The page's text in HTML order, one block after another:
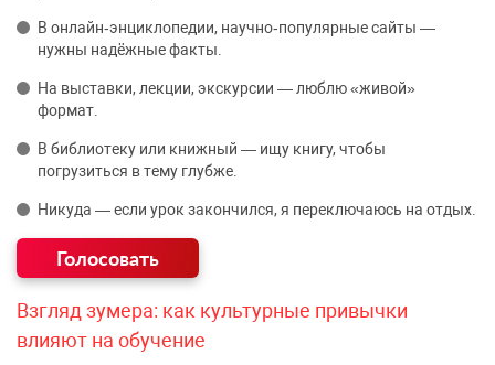
В онлайн‑энциклопедии, научно‑популярные сайты —
нужны надёжные факты.
На выставки, лекции, экскурсии — люблю «живой»
формат.
В библиотеку или книжный — ищу книгу, чтобы
погрузиться в тему глубже.
Никуда — если урок закончился, я переключаюсь на отдых.
Взгляд зумера: как культурные привычки
влияют на обучение